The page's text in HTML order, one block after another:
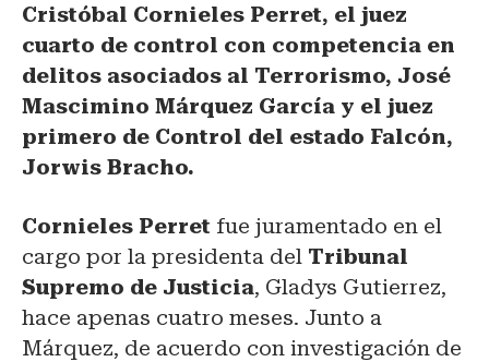
Cristóbal Cornieles Perret, el juez
cuarto de control con competencia en
delitos asociados al Terrorismo, José
Mascimino Márquez García y el juez
primero de Control del estado Falcón,
Jorwis Bracho.
Cornieles Perret fue juramentado en el
cargo por la presidenta del Tribunal
Supremo de Justicia, Gladys Gutierrez,
hace apenas cuatro meses. Junto a
Márquez, de acuerdo con investigación de